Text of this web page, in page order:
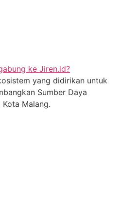
ke Jiren.id?
yang didirikan untuk
Sumber Daya
Malang.